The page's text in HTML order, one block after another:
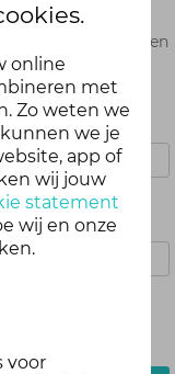
op alle onderdelen
en webshop.
online
met
Zo weten we
we je
app of
wij jouw
statement
wij en onze
voor